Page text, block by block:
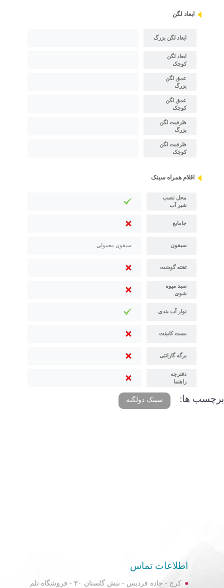
ابعاد لگن
ابعاد لگن بزرگ
ابعاد لگن
کوچک
عمق لگن
بزرگ
عمق لگن
کوچک
ظرفیت لگن
بزرگ
ظرفیت لگن
کوچک
اقلام همراه سینک
محل نصب
شیر آب
جامایع
سیفون سیفون معمولی
تخته گوشت
سبد میوه
شوی
نوار آب بندی
بست کابینت
برگه گارانتی
دفترچه
راهنما
برچسب ها: سینک دولگنه
اطلاعات تماس
کرج - جاده فردیس - نبش گلستان ۳۰ - فروشگاه تلم